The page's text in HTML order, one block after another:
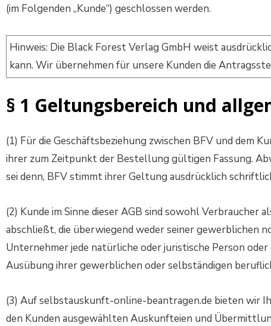
(im Folgenden „Kunde“) geschlossen werden.
Hinweis: Die Black Forest Verlag GmbH weist
kann. Wir übernehmen für unsere Kunden die
§ 1 Geltungsbereich und
(1) Für die Geschäftsbeziehung zwischen BFV und dem
ihrer zum Zeitpunkt der Bestellung gültigen Fassung.
sei denn, BFV stimmt ihrer Geltung ausdrücklich
(2) Kunde im Sinne dieser AGB sind sowohl
abschließt, die überwiegend weder seiner gewerblichen
Unternehmer jede natürliche oder juristische Person
Ausübung ihrer gewerblichen oder selbständigen
(3) Auf selbstauskunft-online-beantragen.de bieten wir
den Kunden ausgewählten Auskunfteien und